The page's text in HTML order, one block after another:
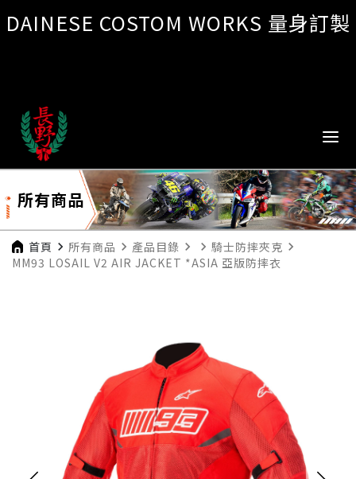
DAINESE COSTOM WORKS 量身訂製
所有商品
首頁 navigate_next 所有商品 navigate_next 產品目錄 navigate_next navigate_next 騎士防摔夾克 navigate_next
MM93 LOSAIL V2 AIR JACKET *ASIA 亞版防摔衣